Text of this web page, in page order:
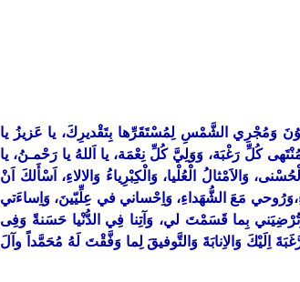
وَمُجْرِي الشَّمْسِ لِمُسْتَقَرِّها بِتَقْديرِكَ، يا عَزيزُ يا
كُلِّ رَغْبَة، وَوَلِيَّ كُلِّ نِعْمَة، يا اَللهُ يا رَحْمـنُ، يا
وَالاَمْثالُ الْعُلْيا، وَالْكِبْرِياءُ وَالالاءِ، اَسْأَلكَ اَنْ
مَعَ الشُّهَداءِ، وَاِحْساني في عِلِّيّينَ، وَاِساءَتي
بِما قَسَمْتَ لي، وَآتِنا فِي الدُّنْيا حَسَنةً وَفِى
اِلَيْكَ وَالاِنابَةَ وَالتَّوفيقَ لِما وَفَّقْتَ لَهُ مُحَمَّداً وآلَ